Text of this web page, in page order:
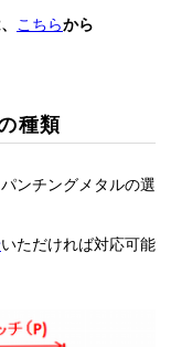
こちらから
種類
ンチングメタルの選
いただければ対応可能